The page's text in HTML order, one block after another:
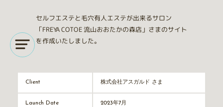
セルフエステと毛穴有人エステが出来るサロン
「FREYA COTOE 流山おおたかの森店」さまのサイト
を作成いたしました。
Client 株式会社アスガルド さま
Launch Date 2023年7月